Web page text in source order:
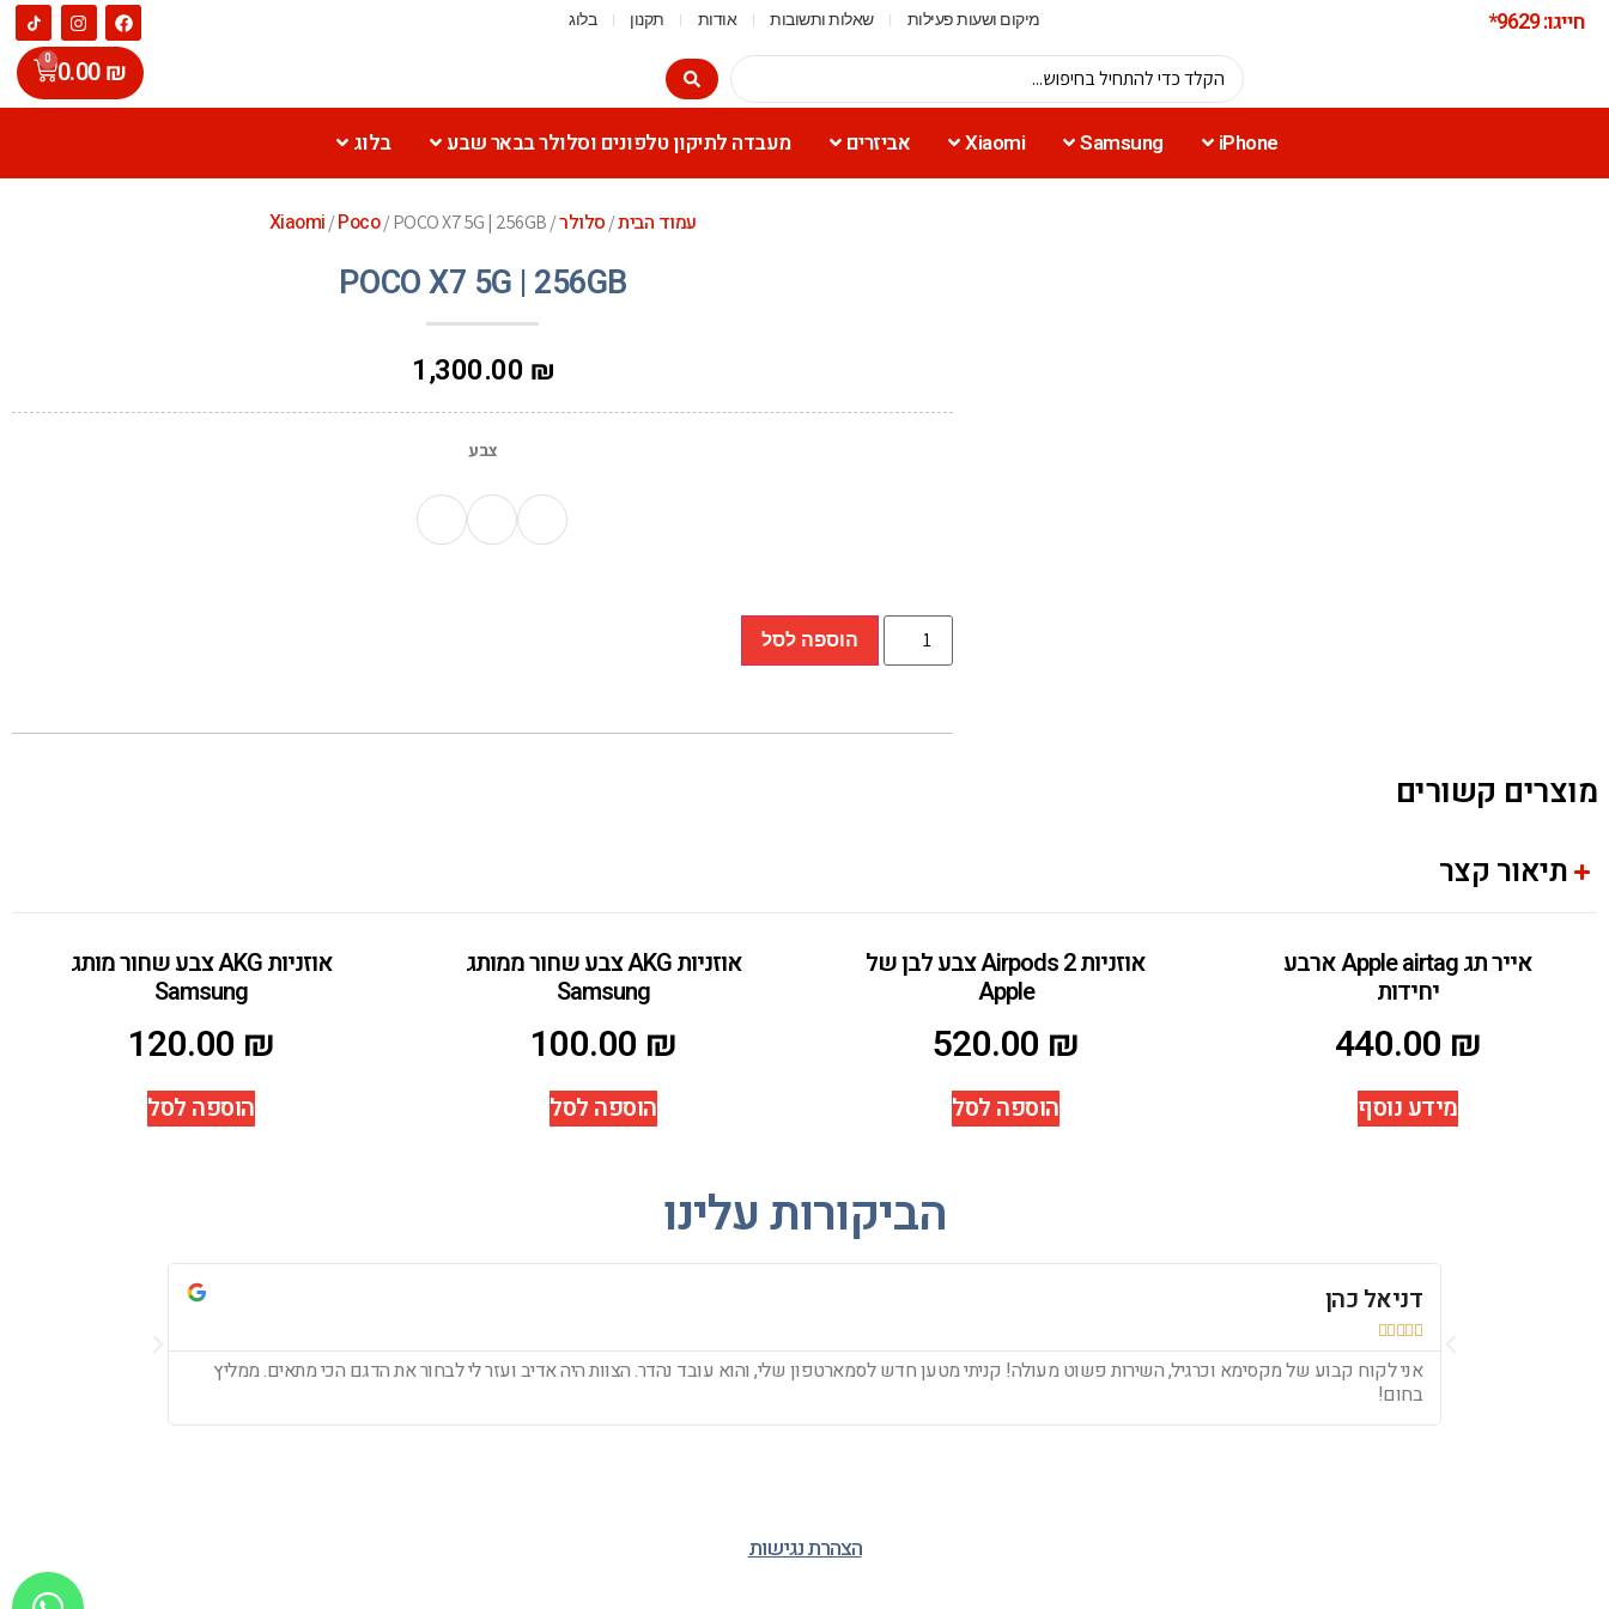
חייגו: 9629* מיקום ושעות פעילות שאלות ותשובות אודות תקנון בלוג
0.00₪
0
iPhone
Samsung
Xiaomi אביזרים מעבדה לתיקון טלפונים וסלולר בבאר שבע בלוג
עמוד הבית/סלולר/
Xiaomi/Poco/ POCO X7 5G | 256GB
POCO X7 5G | 256GB
1,300.00 ₪
צבע
הוספה לסל
מוצרים קשורים
תיאור קצר
אייר תג Apple airtag ארבע
יחידות
440.00 ₪
מידע נוסף
אוזניות Airpods 2 צבע לבן של
Apple
520.00 ₪
הוספה לסל
אוזניות AKG צבע שחור ממותג
Samsung
100.00 ₪
הוספה לסל
אוזניות AKG צבע שחור מותג
Samsung
120.00 ₪
הוספה לסל
הביקורות עלינו
דניאל כהן





אני לקוח קבוע של מקסימא וכרגיל, השירות פשוט מעולה! קניתי מטען חדש לסמארטפון שלי, והוא עובד נהדר. הצוות היה אדיב ועזר לי לבחור את הדגם הכי מתאים. ממליץ
בחום!
הצהרת נגישות